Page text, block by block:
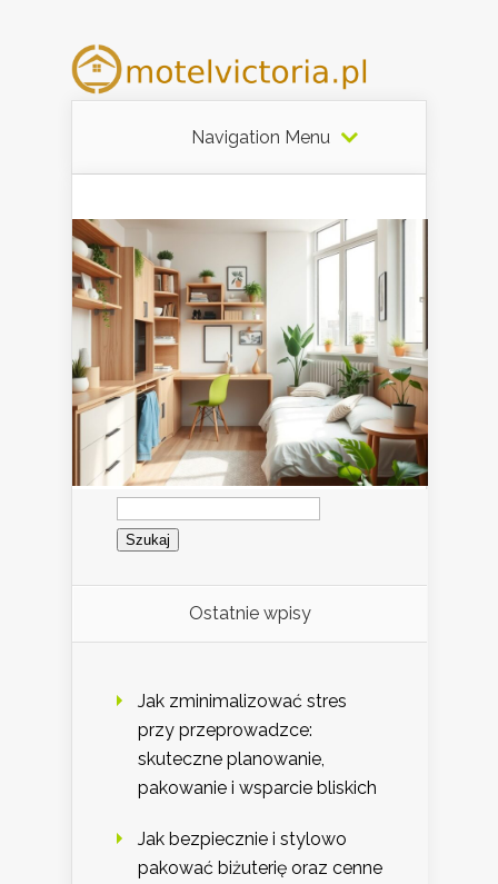
Navigation Menu
Szukaj:
Ostatnie wpisy
Jak zminimalizować stres
przy przeprowadzce:
skuteczne planowanie,
pakowanie i wsparcie bliskich
Jak bezpiecznie i stylowo
pakować biżuterię oraz cenne